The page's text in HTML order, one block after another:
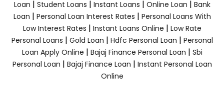
Loan | Student Loans | Instant Loans | Online Loan | Bank
Loan | Personal Loan Interest Rates | Personal Loans With
Low Interest Rates | Instant Loans Online | Low Rate
Personal Loans | Gold Loan | Hdfc Personal Loan | Personal
Loan Apply Online | Bajaj Finance Personal Loan | Sbi
Personal Loan | Bajaj Finance Loan | Instant Personal Loan
Online